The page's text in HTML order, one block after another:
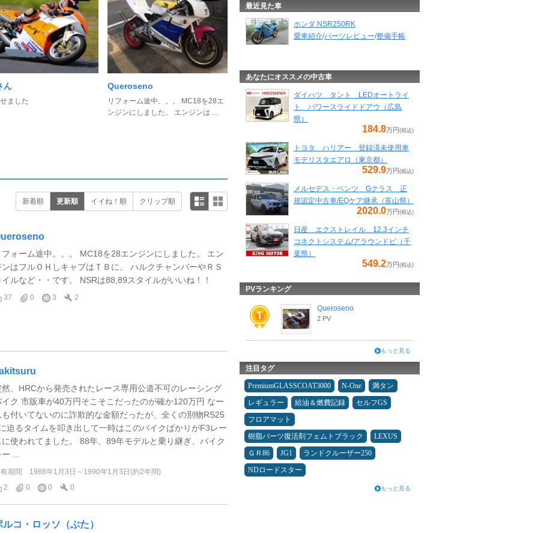
ん
ました
Queroseno
リフォーム途中。。。 MC18を28エ
ンジンにしました。 エンジンは ...
新着順 更新順 イイね！順 クリップ順
フォーム途中。。。 MC18を28エンジンにしました。 エン
ンはフルＯＨしキャブはＴＢに、 ハルクチャンバーやＲＳ
イルなど・・です。 NSRは88,89スタイルがいいね！！
37 0 3 2
然、HRCから発売されたレース専用公道不可のレーシング
イク 市販車が40万円そこそこだったのが確か120万円 なー
も付いてないのに詐欺的な金額だったが、全くの別物RS25
迫るタイムを叩き出して一時はこのバイクばかりがF3レー
に使われてました。 88年、89年モデルと乗り継ぎ、バイク
...
期間
1988年1月3日～1990年1月3日(約2年間)
2
0 0 0
ルコ・ロッソ（ぶた）
最近見た車
ホンダ NSR250RK
愛車紹介/パーツレビュー/整備手帳
あなたにオススメの中古車
ダイハツ タント LEDオートライ
ト パワースライドドアウ（広島
県）
184.8万円 (税込)
トヨタ ハリアー 登録済未使用車
モデリスタエアロ（東京都）
529.9万円 (税込)
メルセデス・ベンツ Gクラス 正
規認定中古車/EQケア継承（富山県）
2020.0万円 (税込)
日産 エクストレイル 12.3インチ
コネクトシステム/アラウンドビ（千
葉県）
549.2万円 (税込)
PVランキング
Queroseno
2 PV
もっと見る
注目タグ
PremiumGLASSCOAT3000 N-One
満タン
レギュラー
給油＆燃費記録
セルフGS
フロアマット
樹脂パーツ復活剤フェムトブラック
LEXUS
ＧＲ86
JG1
ランドクルーザー250
NDロードスター
もっと見る